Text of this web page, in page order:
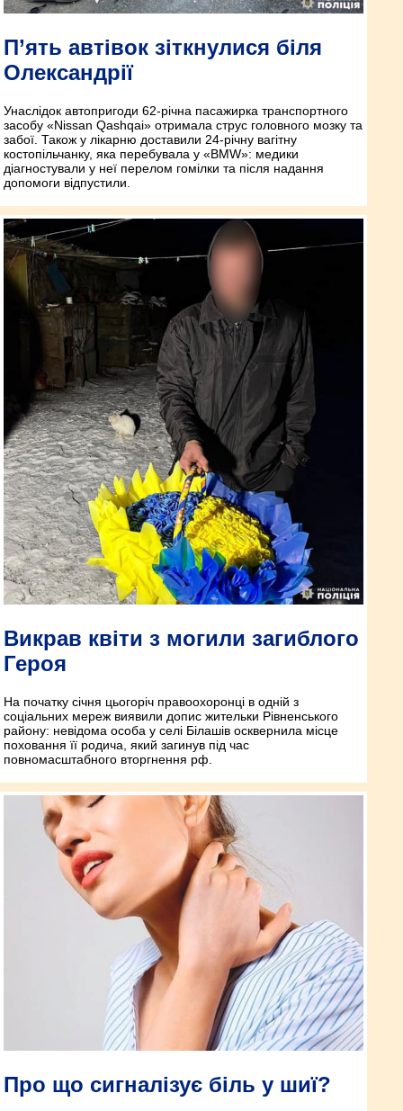
П’ять автівок зіткнулися біля
Олександрії
Унаслідок автопригоди 62-річна пасажирка транспортного
засобу «Nissan Qashqai» отримала струс головного мозку та
забої. Також у лікарню доставили 24-річну вагітну
костопільчанку, яка перебувала у «BMW»: медики
діагностували у неї перелом гомілки та після надання
допомоги відпустили.
Викрав квіти з могили загиблого
Героя
На початку січня цьогоріч правоохоронці в одній з
соціальних мереж виявили допис жительки Рівненського
району: невідома особа у селі Білашів осквернила місце
поховання її родича, який загинув під час
повномасштабного вторгнення рф.
Про що сигналізує біль у шиї?